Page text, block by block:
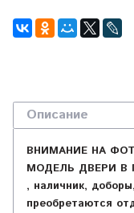
Описание
ВНИМАНИЕ НА
МОДЕЛЬ ДВЕРИ В
, наличник,
преобретаются